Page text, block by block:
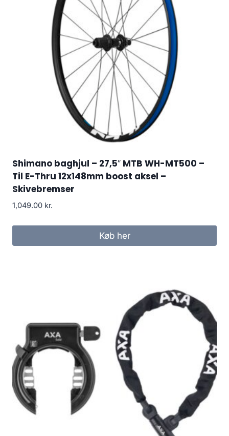
Shimano baghjul – 27,5″ MTB WH-MT500 –
Til E-Thru 12x148mm boost aksel –
Skivebremser
1,049.00 kr.
Køb her